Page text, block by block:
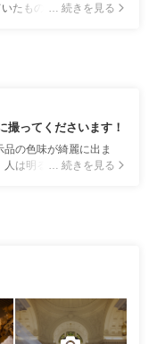
たもの以上の良さがあ
… 続きを見る
撮ってくださいます！
の色味が綺麗に出ま
人は明るく…など。 プリ
… 続きを見る